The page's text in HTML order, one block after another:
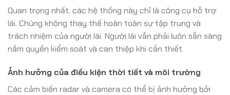
Quan trọng nhất, các hệ thống này chỉ là công cụ hỗ trợ
lái. Chúng không thay thế hoàn toàn sự tập trung và
trách nhiệm của người lái. Người lái vẫn phải luôn sẵn sàng
nắm quyền kiểm soát và can thiệp khi cần thiết.
Ảnh hưởng của điều kiện thời tiết và môi trường
Các cảm biến radar và camera có thể bị ảnh hưởng bởi